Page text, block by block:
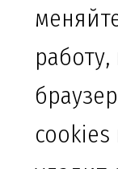
cookies